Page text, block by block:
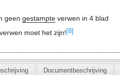
geen gestampteverwen in 4 blad
verwen moet het zijn! [8]
Documentbeschrijving